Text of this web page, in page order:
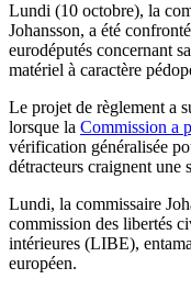
Lundi (10 octobre), la
Johansson, a été
eurodéputés concernant
matériel à caractère
Le projet de règlement a
lorsque la Commission a
vérification généralisée
détracteurs craignent une
Lundi, la commissaire
commission des libertés
intérieures (LIBE),
européen.